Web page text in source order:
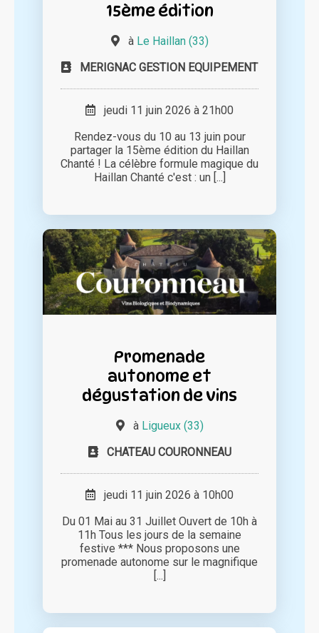
15ème édition
à Le Haillan (33)
MERIGNAC GESTION EQUIPEMENT
jeudi 11 juin 2026 à 21h00
Rendez-vous du 10 au 13 juin pour
partager la 15ème édition du Haillan
Chanté ! La célèbre formule magique du
Haillan Chanté c'est : un [...]
Promenade
autonome et
dégustation de vins
à Ligueux (33)
CHATEAU COURONNEAU
jeudi 11 juin 2026 à 10h00
Du 01 Mai au 31 Juillet Ouvert de 10h à
11h Tous les jours de la semaine
festive *** Nous proposons une
promenade autonome sur le magnifique
[...]